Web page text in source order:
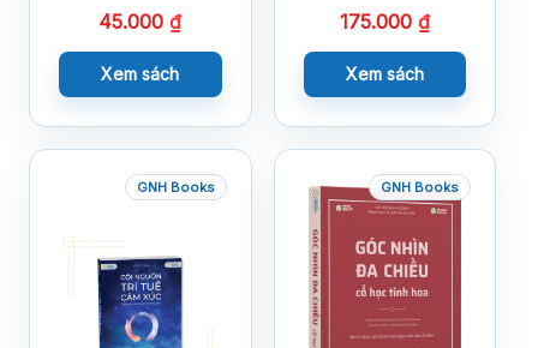
45.000₫
Xem sách
175.000 ₫
Xem sách
GNH Books GNH Books